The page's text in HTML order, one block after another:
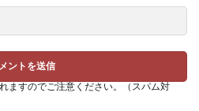
ますのでご注意ください。（スパム対